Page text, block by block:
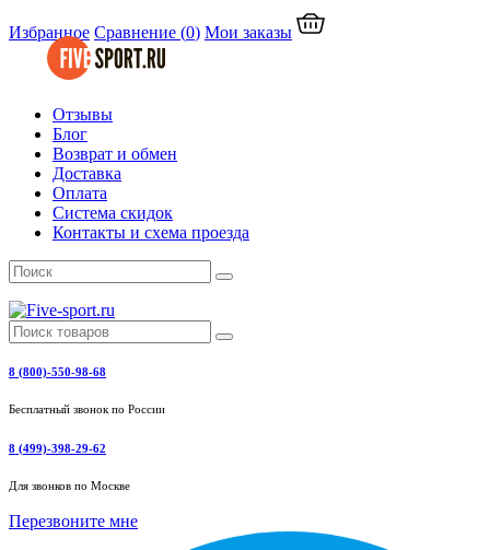
Избранное Сравнение (0) Мои заказы
Отзывы
Блог
Возврат и обмен
Доставка
Оплата
Система скидок
Контакты и схема проезда
8 (800)-550-98-68
Бесплатный звонок по России
8 (499)-398-29-62
Для звонков по Москве
Перезвоните мне